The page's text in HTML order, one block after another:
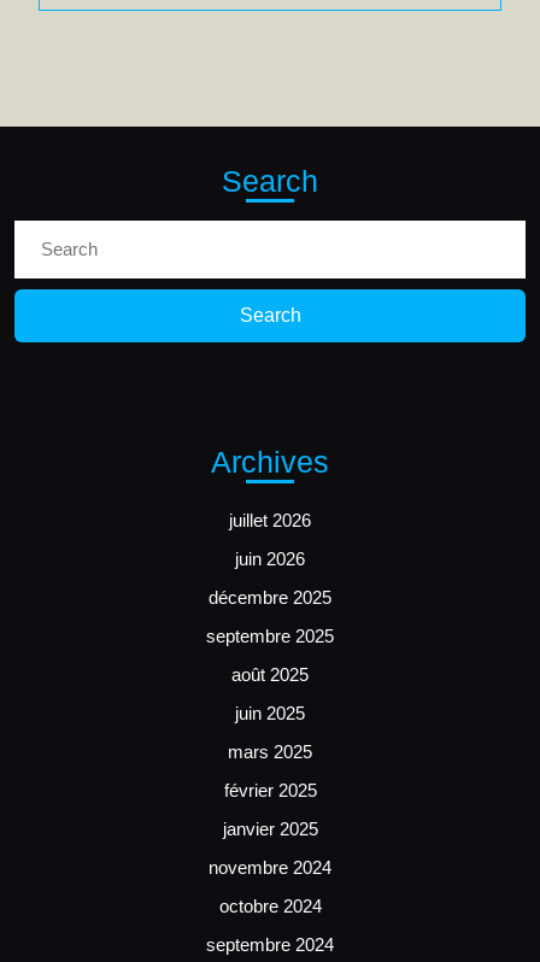
Search
Archives
juillet 2026
juin 2026
décembre 2025
septembre 2025
août 2025
juin 2025
mars 2025
février 2025
janvier 2025
novembre 2024
octobre 2024
septembre 2024